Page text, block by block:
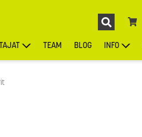
TEAM BLOG INFO